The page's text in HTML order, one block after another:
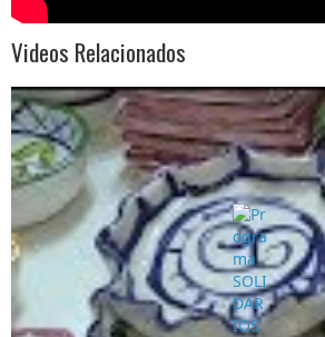
Videos Relacionados